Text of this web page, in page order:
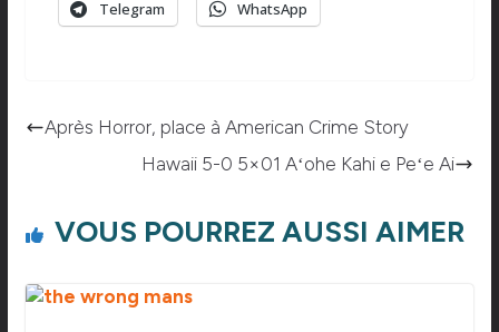
Telegram WhatsApp
Après Horror, place à American Crime Story
Hawaii 5-0 5×01 Aʻohe Kahi e Peʻe Ai
VOUS POURREZ AUSSI AIMER